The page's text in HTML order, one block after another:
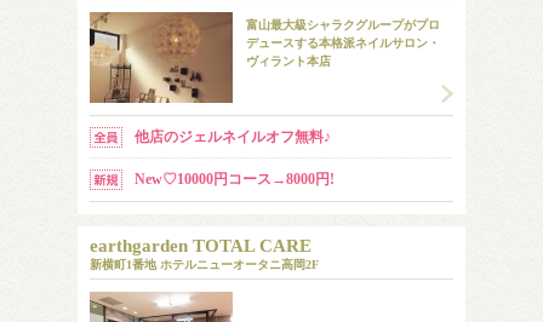
富山最大級シャラクグループがプロ
デュースする本格派ネイルサロン・
ヴィラント本店
他店のジェルネイルオフ無料♪
New♡10000円コース→8000円!
earthgarden TOTAL CARE
新横町1番地 ホテルニューオータニ高岡2F